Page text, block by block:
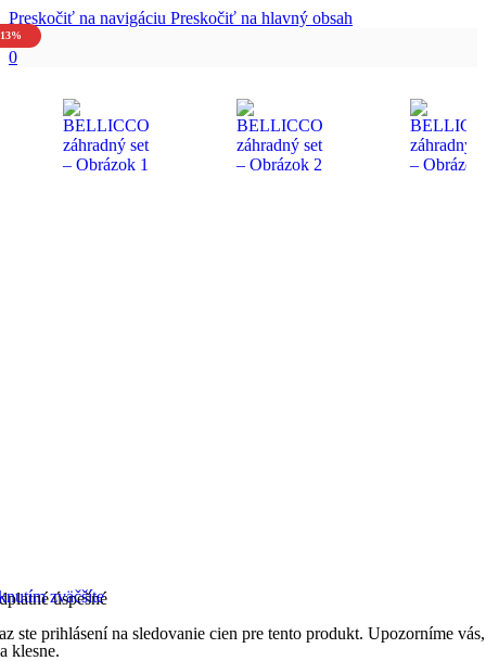
Preskočiť na navigáciu Preskočiť na hlavný obsah
0
zväčšíte
úspešné
ste prihlásení na sledovanie cien pre tento produkt. Upozorníme
klesne.